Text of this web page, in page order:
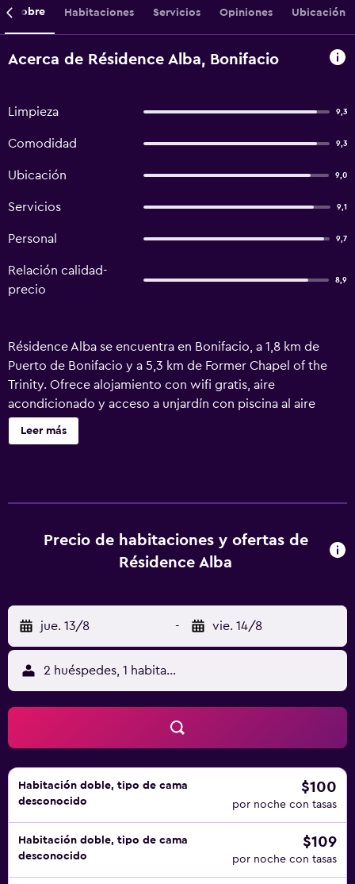
Sobre Habitaciones Servicios Opiniones Ubicación
Acerca de Résidence Alba, Bonifacio
Limpieza 9,3
Comodidad 9,3
Ubicación 9,0
Servicios 9,1
Personal 9,7
Relación calidad-
precio
8,9
Résidence Alba se encuentra en Bonifacio, a 1,8 km de
Puerto de Bonifacio y a 5,3 km de Former Chapel of the
Trinity. Ofrece alojamiento con wifi gratis, aire
acondicionado y acceso a unjardín con piscina al aire
libre. Algunas unidades también tienen una cocina
equipada con nevera, lavavajillas y horno. El bed and
Leer más
Precio de habitaciones y ofertas de
Résidence Alba
jue. 13/8 - vie. 14/8
2 huéspedes, 1 habitación
Habitación doble, tipo de cama
desconocido
$100
por noche con tasas
Habitación doble, tipo de cama
desconocido
$109
por noche con tasas